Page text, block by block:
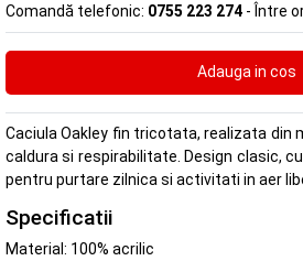
Comandă telefonic: 0755 223 274 - Între
Caciula Oakley fin tricotata, realizata din
caldura si respirabilitate. Design clasic,
pentru purtare zilnica si activitati in aer
Specificatii
Material: 100% acrilic